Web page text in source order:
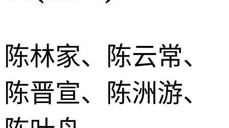
陈林家、陈云常、
陈晋宣、陈洲游、